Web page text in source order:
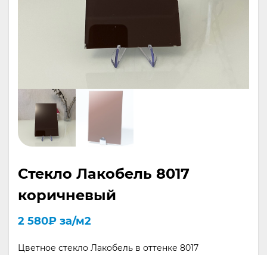
Стекло Лакобель 8017
коричневый
2 580₽ за/м2
Цветное стекло Лакобель в оттенке 8017